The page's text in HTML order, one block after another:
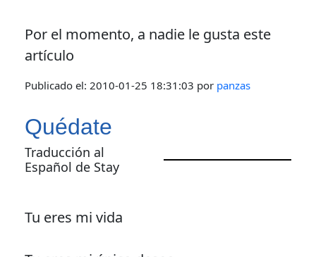
Por el momento, a nadie le gusta este
artículo
Publicado el: 2010-01-25 18:31:03 por panzas
Quédate
Traducción al
Español de Stay
Tu eres mi vida